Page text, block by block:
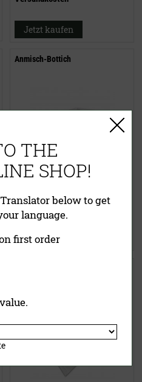
Jetzt kaufen
Anmisch-Bottich
14,85 €
inklusive MwSt.
Versandkosten
Jetzt kaufen
THE
SHOP!
below to get
language.
first order